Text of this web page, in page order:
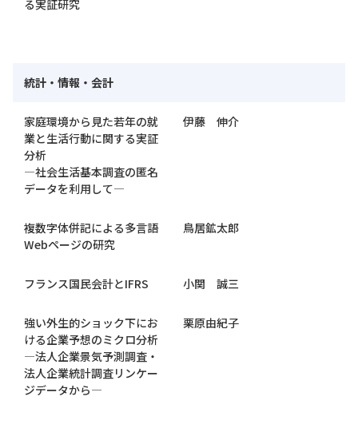
る実証研究
統計・情報・会計
家庭環境から見た若年の就
業と生活行動に関する実証
分析
―社会生活基本調査の匿名
データを利用して―
伊藤 伸介
複数字体併記による多言語
Webページの研究
鳥居鉱太郎
フランス国民会計とIFRS 小関 誠三
強い外生的ショック下にお
ける企業予想のミクロ分析
―法人企業景気予測調査・
法人企業統計調査リンケー
ジデータから―
栗原由紀子